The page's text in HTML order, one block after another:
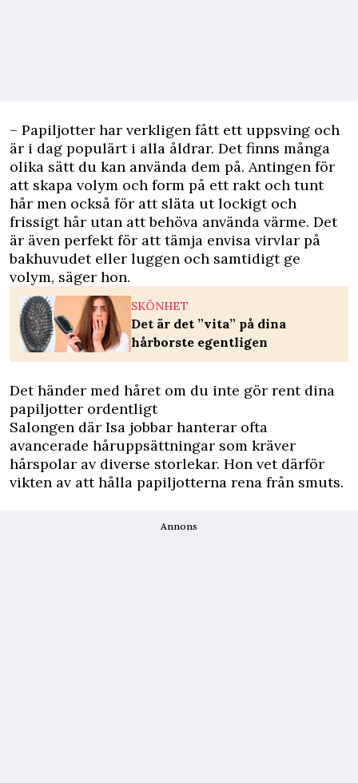
– Papiljotter har verkligen fått ett uppsving och
är i dag populärt i alla åldrar. Det finns många
olika sätt du kan använda dem på. Antingen för
att skapa volym och form på ett rakt och tunt
hår men också för att släta ut lockigt och
frissigt hår utan att behöva använda värme. Det
är även perfekt för att tämja envisa virvlar på
bakhuvudet eller luggen och samtidigt ge
volym, säger hon.
SKÖNHET
Det är det ”vita” på dina
hårborste egentligen
Det händer med håret om du inte gör rent dina
papiljotter ordentligt
Salongen där Isa jobbar hanterar ofta
avancerade håruppsättningar som kräver
hårspolar av diverse storlekar. Hon vet därför
vikten av att hålla papiljotterna rena från smuts.
Annons